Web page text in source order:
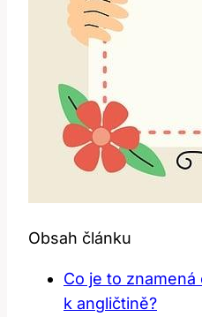
Obsah článku
Co je to
k angličtině?